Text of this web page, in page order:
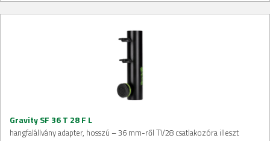
Gravity SF 36 T 28 F L
hangfalállvány adapter, hosszú – 36 mm-ről TV28 csatlakozóra illeszt